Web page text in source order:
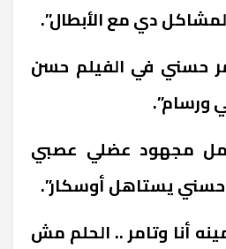
دي مع الأبطال”.
حسني في الفيلم حسن
ورسام”.
مجهود عضلي عصبي
حسني يستاهل أوسكار”.
أنا وتامر .. الحلم مش